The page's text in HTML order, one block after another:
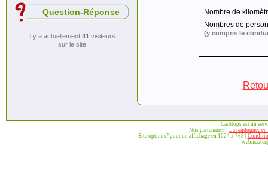
Question-Réponse
Il y a actuellement 41 visiteurs
sur le site
Nombre de
Nombres de
(y compris le
CarStops est un
Nos partenaires : La randonnée en
Site optimis? pour un affichage en 1024 x 768 |